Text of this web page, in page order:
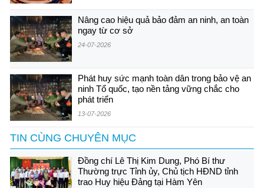
Nâng cao hiệu quả bảo đảm an ninh, an toàn
ngay từ cơ sở
24-07-2026
Phát huy sức mạnh toàn dân trong bảo vệ an
ninh Tổ quốc, tạo nền tảng vững chắc cho
phát triển
13-07-2026
TIN CÙNG CHUYÊN MỤC
Đồng chí Lê Thị Kim Dung, Phó Bí thư
Thường trực Tỉnh ủy, Chủ tịch HĐND tỉnh
trao Huy hiệu Đảng tại Hàm Yên